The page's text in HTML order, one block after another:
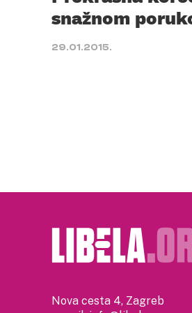
snažnom
29.01.2015.
Nova cesta 4, Zagreb